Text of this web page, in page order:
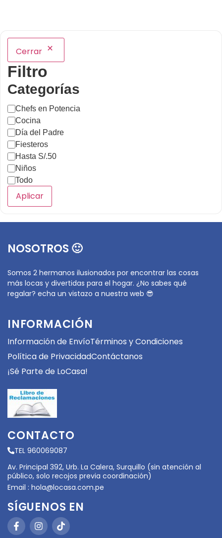
Cerrar
Filtro
Categorías
Chefs en Potencia
Cocina
Día del Padre
Fiesteros
Hasta S/.50
Niños
Todo
Aplicar
NOSOTROS 🙂
Somos 2 hermanos ilusionados por encontrar las cosas
más locas y divertidas para el hogar. ¿No sabes qué
regalar? echa un vistazo a nuestra web 😎
INFORMACIÓN
Información de EnvíoTérminos y Condiciones
Política de PrivacidadContáctanos
¡Sé Parte de LoCasa!
CONTACTO
TEL 960069087
Av. Principal 392, Urb. La Calera, Surquillo (sin atención al
público, solo recojos previa coordinación)
Email : hola@locasa.com.pe
SÍGUENOS EN